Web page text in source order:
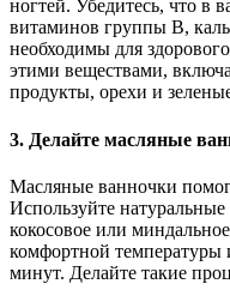
ногтей. Убедитесь, что в
витаминов группы B,
необходимы для
этими веществами,
продукты, орехи и
3. Делайте масляные
Масляные ванночки
Используйте натуральные
кокосовое или
комфортной температуры
минут. Делайте такие